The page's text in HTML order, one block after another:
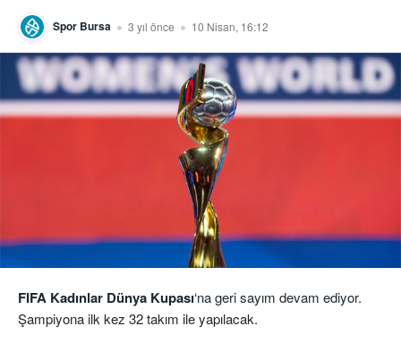
Spor Bursa 3 yıl önce 10 Nisan, 16:12
FIFA Kadınlar Dünya Kupası‘na geri sayım devam ediyor.
Şampiyona ilk kez 32 takım ile yapılacak.